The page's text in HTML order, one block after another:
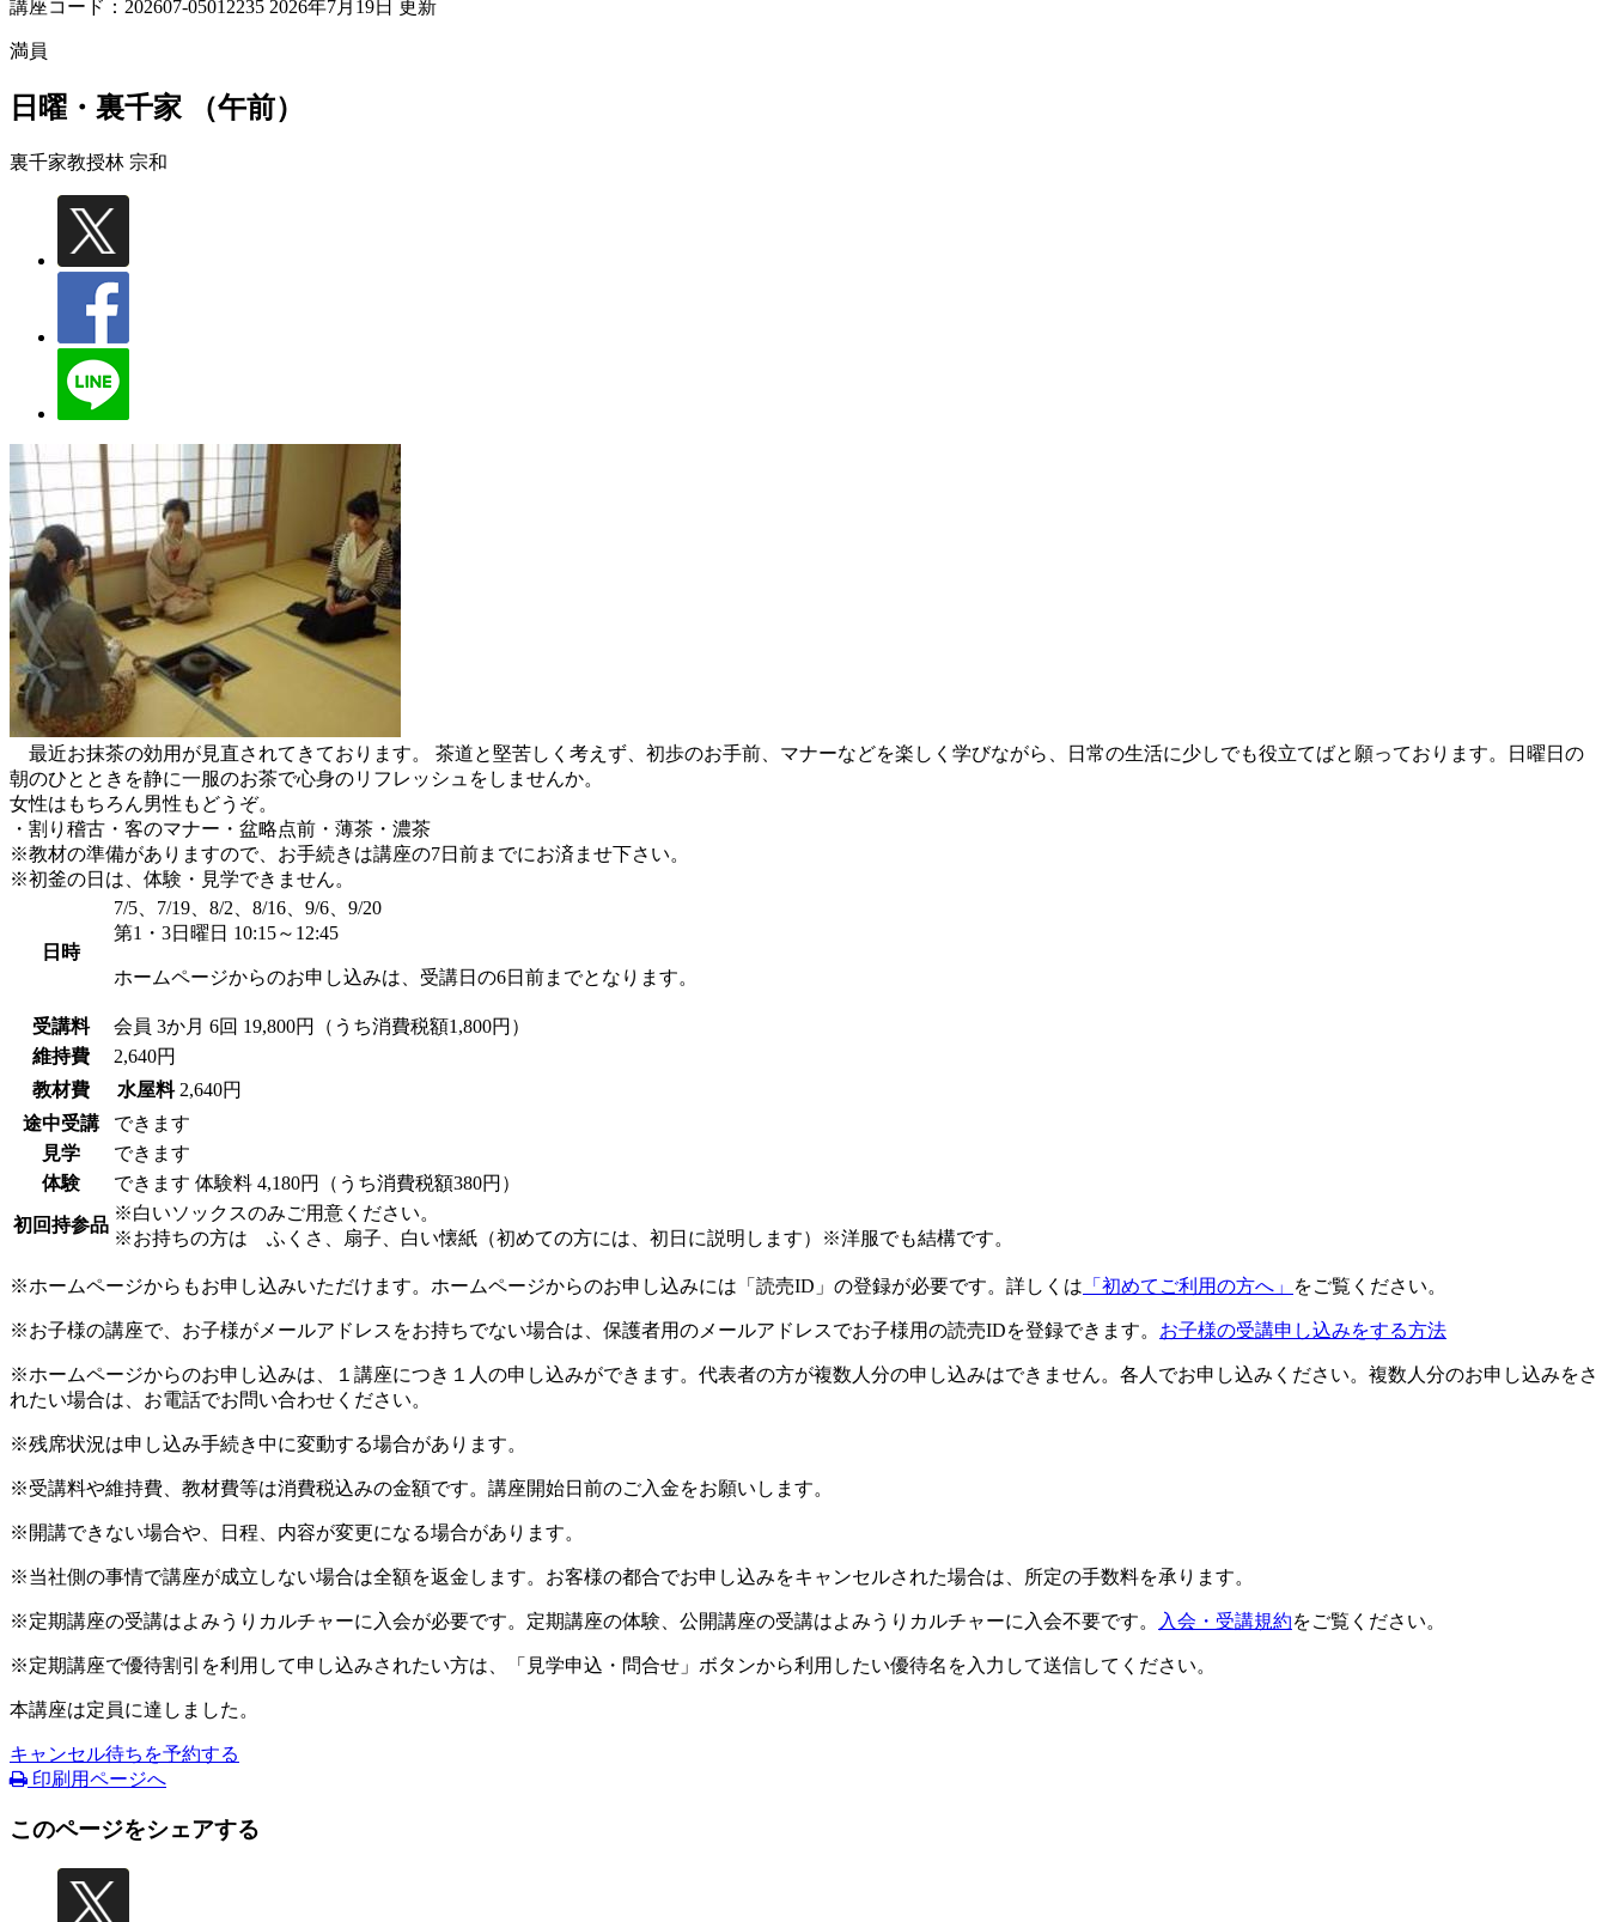
講座コード：202607-05012235 2026年7月19日 更新
満員
日曜・裏千家 （午前）
裏千家教授林 宗和
最近お抹茶の効用が見直されてきております。 茶道と堅苦しく考えず、初歩のお手前、マナーなどを楽しく学びながら、日常の生活に少しでも役立てばと願っております。日曜日の
朝のひとときを静に一服のお茶で心身のリフレッシュをしませんか。
女性はもちろん男性もどうぞ。
・割り稽古・客のマナー・盆略点前・薄茶・濃茶
※教材の準備がありますので、お手続きは講座の7日前までにお済ませ下さい。
※初釜の日は、体験・見学できません。
日時
7/5、7/19、8/2、8/16、9/6、9/20
第1・3日曜日 10:15～12:45
ホームページからのお申し込みは、受講日の6日前までとなります。
受講料 会員 3か月 6回 19,800円（うち消費税額1,800円）
維持費
2,640円
教材費
水屋料 2,640円
途中受講
できます
見学
できます
体験
できます 体験料 4,180円（うち消費税額380円）
初回持参品
※白いソックスのみご用意ください。
※お持ちの方は ふくさ、扇子、白い懐紙（初めての方には、初日に説明します）※洋服でも結構です。
※ホームページからもお申し込みいただけます。ホームページからのお申し込みには「読売ID」の登録が必要です。詳しくは 「初めてご利用の方へ」 をご覧ください。
※お子様の講座で、お子様がメールアドレスをお持ちでない場合は、保護者用のメールアドレスでお子様用の読売IDを登録できます。 お子様の受講申し込みをする方法
※ホームページからのお申し込みは、１講座につき１人の申し込みができます。代表者の方が複数人分の申し込みはできません。各人でお申し込みください。複数人分のお申し込みをさ
れたい場合は、お電話でお問い合わせください。
※残席状況は申し込み手続き中に変動する場合があります。
※受講料や維持費、教材費等は消費税込みの金額です。講座開始日前のご入金をお願いします。
※開講できない場合や、日程、内容が変更になる場合があります。
※当社側の事情で講座が成立しない場合は全額を返金します。お客様の都合でお申し込みをキャンセルされた場合は、所定の手数料を承ります。
※定期講座の受講はよみうりカルチャーに入会が必要です。定期講座の体験、公開講座の受講はよみうりカルチャーに入会不要です。 入会・受講規約をご覧ください。
※定期講座で優待割引を利用して申し込みされたい方は、「見学申込・問合せ」ボタンから利用したい優待名を入力して送信してください。
本講座は定員に達しました。
キャンセル待ちを予約する
印刷用ページへ
このページをシェアする